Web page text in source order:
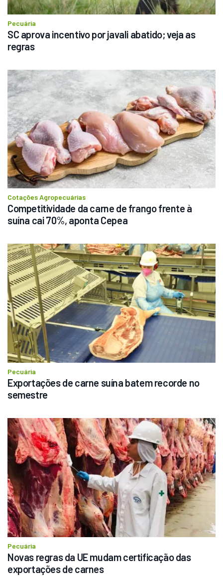
Pecuária
SC aprova incentivo por javali abatido; veja as
regras
Cotações Agropecuárias
Competitividade da carne de frango frente à
suína cai 70%, aponta Cepea
Pecuária
Exportações de carne suína batem recorde no
semestre
Pecuária
Novas regras da UE mudam certificação das
exportações de carnes